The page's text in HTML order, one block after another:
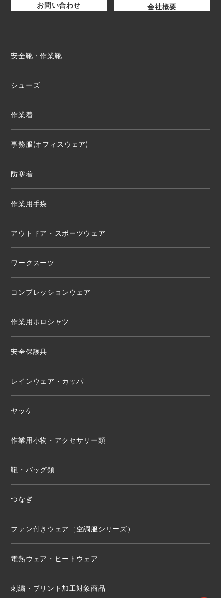
お問い合わせ 会社概要
安全靴・作業靴
シューズ
作業着
事務服(オフィスウェア)
防寒着
作業用手袋
アウトドア・スポーツウェア
ワークスーツ
コンプレッションウェア
作業用ポロシャツ
安全保護具
レインウェア・カッパ
ヤッケ
作業用小物・アクセサリー類
鞄・バッグ類
つなぎ
ファン付きウェア（空調服シリーズ）
電熱ウェア・ヒートウェア
刺繍・プリント加工対象商品